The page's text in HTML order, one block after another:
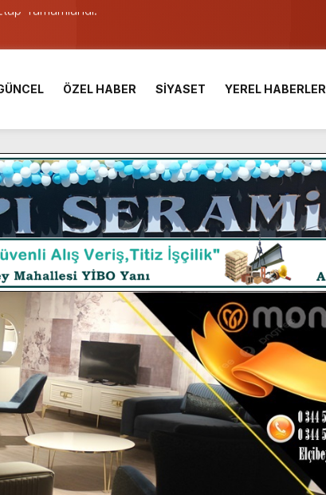
Şenlendi.
güçlenerek ilerliyor.
Şehitlerinin Aileleriyle Bir Araya Geldi.
Beşikdüzü’nde hayırlı olsun ziyareti.
ve Bilimle Buluştu.
Tamamlandı.
ÖZEL HABER SİYASET YEREL HABERLER